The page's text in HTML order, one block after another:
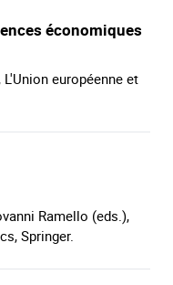
économiques
européenne et
Ramello (eds.),
Springer.